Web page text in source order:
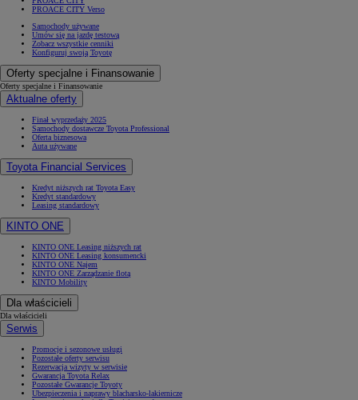
PROACE CITY Verso
Samochody używane
Umów się na jazdę testową
Zobacz wszystkie cenniki
Konfiguruj swoją Toyotę
Oferty specjalne i Finansowanie
Oferty specjalne i Finansowanie
Aktualne oferty
Finał wyprzedaży 2025
Samochody dostawcze Toyota Professional
Oferta biznesowa
Auta używane
Toyota Financial Services
Kredyt niższych rat Toyota Easy
Kredyt standardowy
Leasing standardowy
KINTO ONE
KINTO ONE Leasing niższych rat
KINTO ONE Leasing konsumencki
KINTO ONE Najem
KINTO ONE Zarządzanie flotą
KINTO Mobility
Dla właścicieli
Dla właścicieli
Serwis
Promocje i sezonowe usługi
Pozostałe oferty serwisu
Rezerwacja wizyty w serwisie
Gwarancja Toyota Relax
Pozostałe Gwarancje Toyoty
Ubezpieczenia i naprawy blacharsko-lakiernicze